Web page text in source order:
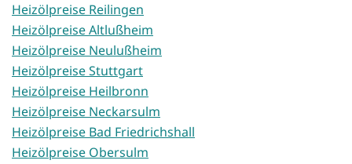
Heizölpreise Reilingen
Heizölpreise Altlußheim
Heizölpreise Neulußheim
Heizölpreise Stuttgart
Heizölpreise Heilbronn
Heizölpreise Neckarsulm
Heizölpreise Bad Friedrichshall
Heizölpreise Obersulm